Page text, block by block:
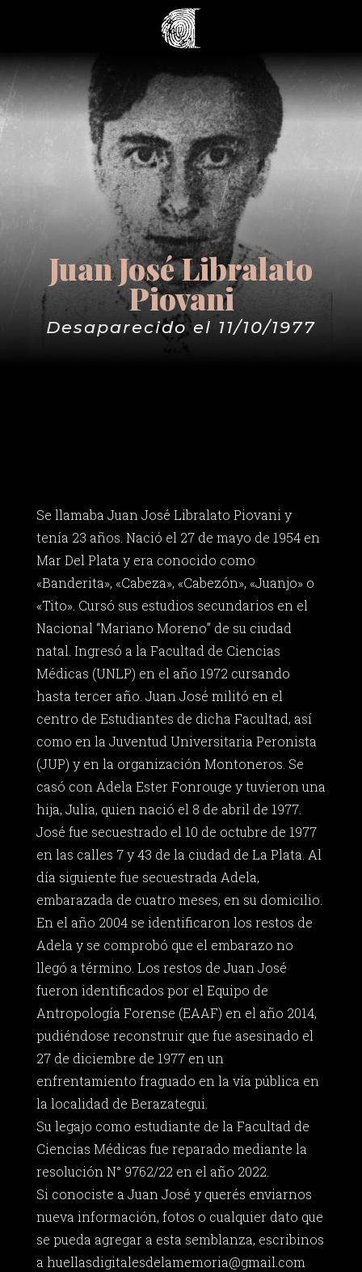
Juan José Libralato
Piovani
Desaparecido el 11/10/1977
Se llamaba Juan José Libralato Piovani y
tenía 23 años. Nació el 27 de mayo de 1954 en
Mar Del Plata y era conocido como
«Banderita», «Cabeza», «Cabezón», «Juanjo» o
«Tito». Cursó sus estudios secundarios en el
Nacional “Mariano Moreno” de su ciudad
natal. Ingresó a la Facultad de Ciencias
Médicas (UNLP) en el año 1972 cursando
hasta tercer año. Juan José militó en el
centro de Estudiantes de dicha Facultad, así
como en la Juventud Universitaria Peronista
(JUP) y en la organización Montoneros. Se
casó con Adela Ester Fonrouge y tuvieron una
hija, Julia, quien nació el 8 de abril de 1977.
José fue secuestrado el 10 de octubre de 1977
en las calles 7 y 43 de la ciudad de La Plata. Al
día siguiente fue secuestrada Adela,
embarazada de cuatro meses, en su domicilio.
En el año 2004 se identificaron los restos de
Adela y se comprobó que el embarazo no
llegó a término. Los restos de Juan José
fueron identificados por el Equipo de
Antropología Forense (EAAF) en el año 2014,
pudiéndose reconstruir que fue asesinado el
27 de diciembre de 1977 en un
enfrentamiento fraguado en la vía pública en
la localidad de Berazategui.
Su legajo como estudiante de la Facultad de
Ciencias Médicas fue reparado mediante la
resolución N° 9762/22 en el año 2022.
Si conociste a Juan José y querés enviarnos
nueva información, fotos o cualquier dato que
se pueda agregar a esta semblanza, escribinos
a huellasdigitalesdelamemoria@gmail.com